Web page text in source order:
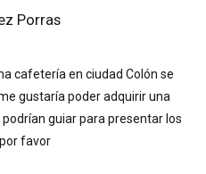
Porras
cafetería en ciudad Colón se
gustaría poder adquirir una
guiar para presentar los
favor